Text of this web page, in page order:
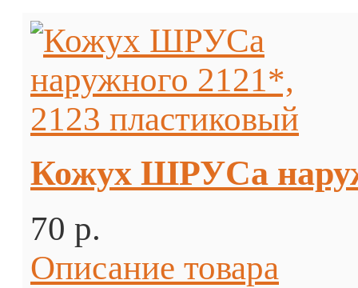
Кожух ШРУСа
70 p.
Описание товара